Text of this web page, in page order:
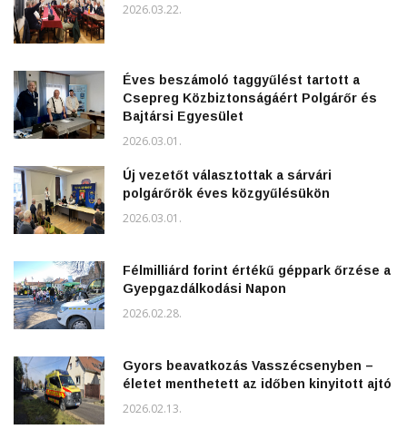
2026.03.22.
Éves beszámoló taggyűlést tartott a
Csepreg Közbiztonságáért Polgárőr és
Bajtársi Egyesület
2026.03.01.
Új vezetőt választottak a sárvári
polgárőrök éves közgyűlésükön
2026.03.01.
Félmilliárd forint értékű géppark őrzése a
Gyepgazdálkodási Napon
2026.02.28.
Gyors beavatkozás Vasszécsenyben –
életet menthetett az időben kinyitott ajtó
2026.02.13.